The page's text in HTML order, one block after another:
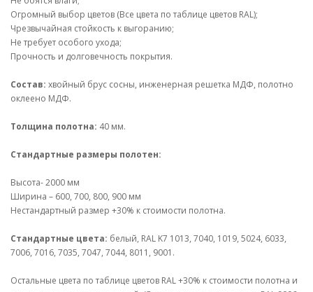
Огромный выбор цветов (Все цвета по таблице цветов RAL);
Чрезвычайная стойкость к выгоранию;
Не требует особого ухода;
Прочность и долговечность покрытия.
Состав: хвойный брус сосны, инженерная решетка МДФ, полотно
оклеено МДФ.
Толщина полотна: 40 мм.
Стандартные размеры полотен:
Высота- 2000 мм
Ширина – 600, 700, 800, 900 мм
Нестандартный размер +30% к стоимости полотна.
Стандартные цвета: белый, RAL K7 1013, 7040, 1019, 5024, 6033,
7006, 7016, 7035, 7047, 7044, 8011, 9001.
Остальные цвета по таблице цветов RAL +30% к стоимости полотна и